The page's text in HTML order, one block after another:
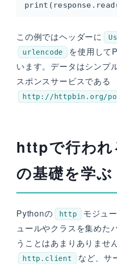
この例ではヘッダーに
urlencode
を使用して
います。データはシンプ
スポンスサービスである
http://httpbin.org/
httpで行わ
の基礎を学ぶ
Pythonの http
モジュ
ュールやクラスを集めた
うことはあまりありませ
http.client
など、サ